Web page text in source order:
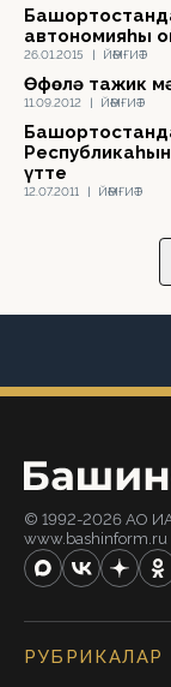
26.01.2015 | ЙӘМҒИӘТ
автономияһы
11.09.2012 | ЙӘМҒИӘТ
Өфөлә тажик
12.07.2011 | ЙӘМҒИӘТ
үтте
© 1992-2026 АО
www.bashinform.ru
РУБРИКАЛАР